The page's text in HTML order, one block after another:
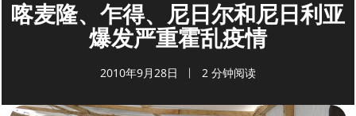
喀麦隆、乍得、尼日尔和尼日利亚
爆发严重霍乱疫情
2010年9月28日 2 分钟阅读